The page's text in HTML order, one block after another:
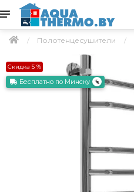
Полотенцесушители
Скидка 5 %
Бесплатно по Минску